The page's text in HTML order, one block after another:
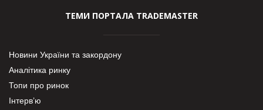
ТЕМИ ПОРТАЛА TRADEMASTER
Новини України та закордону
Аналітика ринку
Топи про ринок
Інтерв’ю